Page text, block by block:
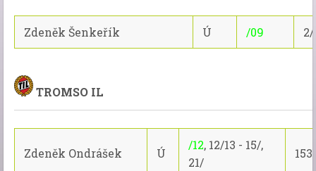
Zdeněk Šenkeřík Ú /09
TROMSO IL
Zdeněk Ondrášek Ú
/12, 12/13 - 15/,
21/